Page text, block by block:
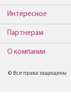
Интересное
Партнерам
О компании
© Все права защищены